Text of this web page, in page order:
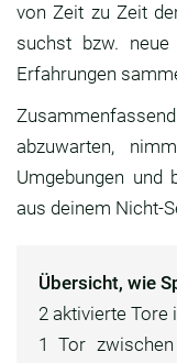
von Zeit zu Zeit
suchst bzw.
Erfahrungen
abzuwarten,
Umgebungen und
aus deinem Nicht-
Übersicht, wie
2 aktivierte Tore
1 Tor